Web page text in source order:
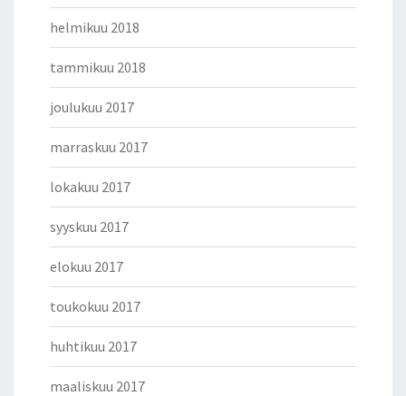
helmikuu 2018
tammikuu 2018
joulukuu 2017
marraskuu 2017
lokakuu 2017
syyskuu 2017
elokuu 2017
toukokuu 2017
huhtikuu 2017
maaliskuu 2017